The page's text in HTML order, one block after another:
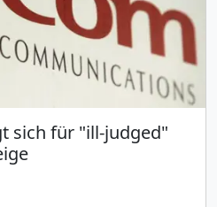
sich für "ill-judged"